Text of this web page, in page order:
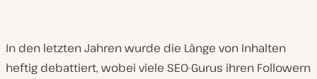
In den letzten Jahren wurde die Länge von Inhalten
heftig debattiert, wobei viele SEO-Gurus ihren Followern